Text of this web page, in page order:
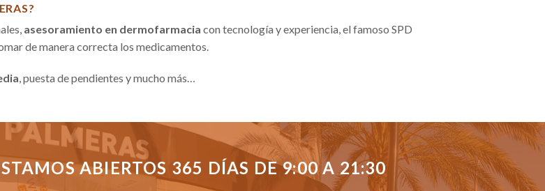
asesoramiento en dermofarmacia con tecnología y experiencia, el famoso SPD
de manera correcta los medicamentos.
, puesta de pendientes y mucho más…
ABIERTOS 365 DÍAS DE 9:00 A 21:30